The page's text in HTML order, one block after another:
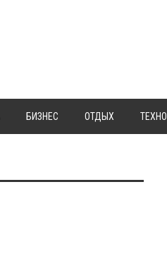
БИЗНЕС ОТДЫХ ТЕХНО